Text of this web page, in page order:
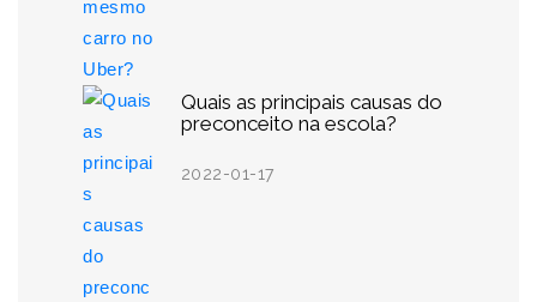
Quais as principais causas do
preconceito na escola?
2022-01-17